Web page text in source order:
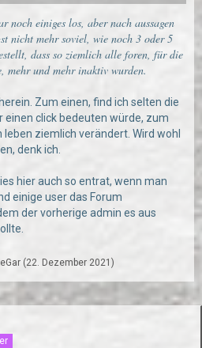
noch einiges los, aber nach aussagen
nicht mehr soviel, wie noch 3 oder 5
dass so ziemlich alle foren, für die
mehr und mehr inaktiv wurden.
Zum einen, find ich selten die
einen click bedeuten würde, zum
ziemlich verändert. Wird wohl
denk ich.
hier auch so entrat, wenn man
einige user das Forum
der vorherige admin es aus
(22. Dezember 2021 )